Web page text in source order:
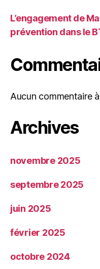
L’engagement de
prévention dans le
Aucun commentaire
Archives
novembre 2025
septembre 2025
juin 2025
février 2025
octobre 2024